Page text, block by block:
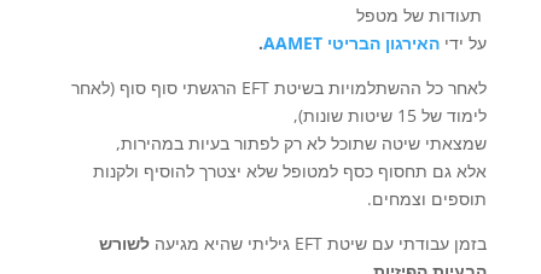
תעודות של מטפל
על ידי האירגון הבריטי AAMET
.
לאחר כל ההשתלמויות בשיטת EFT הרגשתי סוף סוף (לאחר
לימוד של 15 שיטות שונות),
שמצאתי שיטה שתוכל לא רק לפתור בעיות במהירות,
אלא גם תחסוף כסף למטופל שלא יצטרך להוסיף ולקנות
תוספים וצמחים.
בזמן עבודתי עם שיטת EFT גיליתי שהיא מגיעה
לשורש